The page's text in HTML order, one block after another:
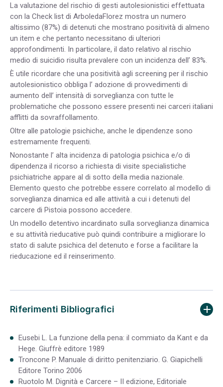
La valutazione del rischio di gesti autolesionistici effettuata
con la Check list di ArboledaFlorez mostra un numero
altissimo (87%) di detenuti che mostrano positività di almeno
un item e che pertanto necessitano di ulteriori
approfondimenti. In particolare, il dato relativo al rischio
medio di suicidio risulta prevalere con un incidenza dell’ 83%.
È utile ricordare che una positività agli screening per il rischio
autolesionistico obbliga l’ adozione di provvedimenti di
aumento dell’ intensità di sorveglianza con tutte le
problematiche che possono essere presenti nei carceri italiani
afflitti da sovraffollamento.
Oltre alle patologie psichiche, anche le dipendenze sono
estremamente frequenti.
Nonostante l’ alta incidenza di patologia psichica e/o di
dipendenza il ricorso a richiesta di visite specialistiche
psichiatriche appare al di sotto della media nazionale.
Elemento questo che potrebbe essere correlato al modello di
sorveglianza dinamica ed alle attività a cui i detenuti del
carcere di Pistoia possono accedere.
Un modello detentivo incardinato sulla sorveglianza dinamica
e su attività rieducative può quindi contribuire a migliorare lo
stato di salute psichica del detenuto e forse a facilitare la
rieducazione ed il reinserimento.
Riferimenti Bibliografici
Eusebi L. La funzione della pena: il commiato da Kant e da
Hege. Giuffrè editore 1989
Troncone P. Manuale di diritto penitenziario. G. Giapichelli
Editore Torino 2006
Ruotolo M. Dignità e Carcere – II edizione, Editoriale